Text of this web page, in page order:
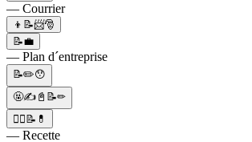
— Courrier
👦📝📨🎅
📝💼
— Plan d´entreprise
📝✏️😯
🤬✍📓📝✏
👩‍⚕️📝💊
— Recette